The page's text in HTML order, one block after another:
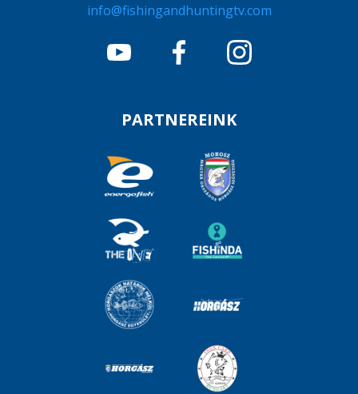
info@fishingandhuntingtv.com
PARTNEREINK